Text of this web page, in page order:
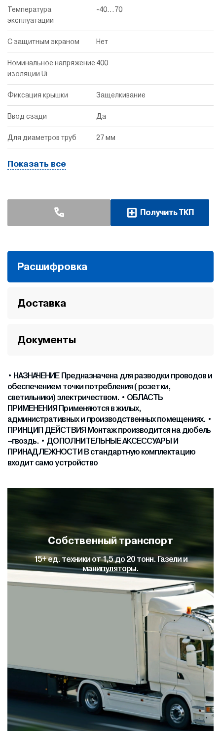
Температура
эксплуатации
-40...70
С защитным экраном Нет
Номинальное напряжение
изоляции Ui
400
Фиксация крышки Защелкивание
Ввод сзади Да
Для диаметров труб 27 мм
Показать все
Получить ТКП
Расшифровка
Доставка
Документы
• НАЗНАЧЕНИЕ Предназначена для разводки проводов и
обеспечением точки потребления ( розетки,
светильники) электричеством. • ОБЛАСТЬ
ПРИМЕНЕНИЯ Применяются в жилых,
административных и производственных помещениях. •
ПРИНЦИП ДЕЙСТВИЯ Монтаж производится на дюбель
–гвоздь. • ДОПОЛНИТЕЛЬНЫЕ АКСЕССУАРЫ И
ПРИНАДЛЕЖНОСТИ В стандартную комплектацию
входит само устройство
Собственный транспорт
15+ ед. техники от 1,5 до 20 тонн. Газели и
манипуляторы.